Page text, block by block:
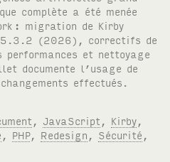
complète a été menée
: migration de Kirby
5.3.2 (2026), correctifs de
et nettoyage
documente l’usage de
effectués.
JavaScript Kirby
PHP, Redesign Sécurité